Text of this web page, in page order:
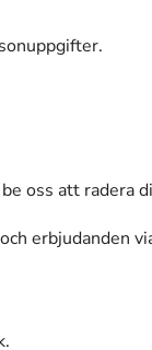
oss att radera
erbjudanden